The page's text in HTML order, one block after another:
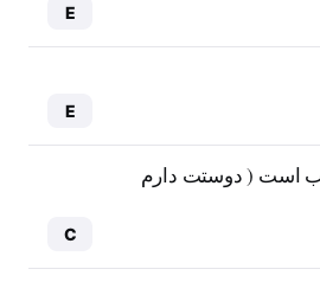
E
E
است ( دوستت دارم
C